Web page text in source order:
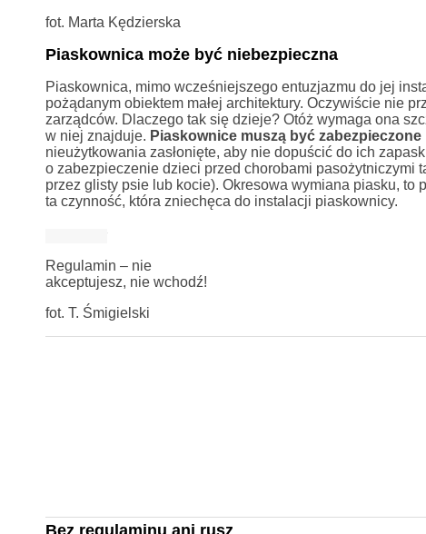
fot. Marta Kędzierska
Piaskownica może być niebezpieczna
Piaskownica, mimo wcześniejszego entuzjazmu do jej
pożądanym obiektem małej architektury. Oczywiście nie
zarządców. Dlaczego tak się dzieje? Otóż wymaga ona
w niej znajduje. Piaskownice muszą być
nieużytkowania zasłonięte, aby nie dopuścić do ich
o zabezpieczenie dzieci przed chorobami pasożytniczymi
przez glisty psie lub kocie). Okresowa wymiana piasku, to
ta czynność, która zniechęca do instalacji piaskownicy.
Regulamin – nie
akceptujesz, nie wchodź!
fot. T. Śmigielski
Bez regulaminu ani rusz